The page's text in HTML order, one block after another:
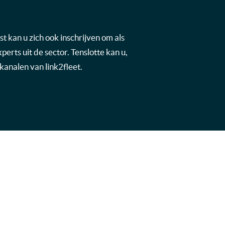
kan u zich ook inschrijven om als
uit de sector. Tenslotte kan u,
van link2fleet.